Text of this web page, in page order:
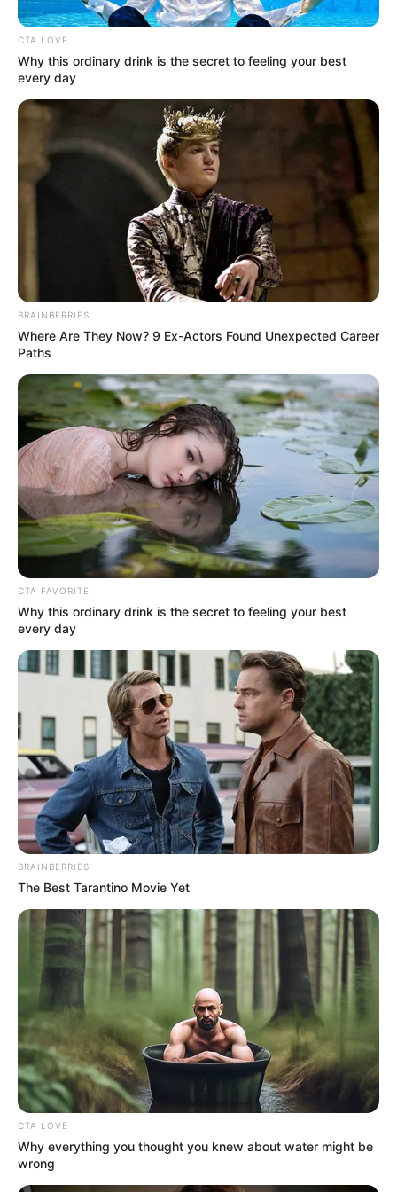
Posted
in
Friss hírek
EBBEN a percben meglépte!
Magyar Péter a Kossuth térre
hívja a magyar embereket. Ez az
oka:
April 19, 2026
CTA LOVE
Why this ordinary drink is the secret to feeling your best
every day
BRAINBERRIES
Where Are They Now? 9 Ex-Actors Found Unexpected Career
Paths
CTA FAVORITE
Why this ordinary drink is the secret to feeling your best
every day
BRAINBERRIES
The Best Tarantino Movie Yet
CTA LOVE
Why everything you thought you knew about water might be
wrong